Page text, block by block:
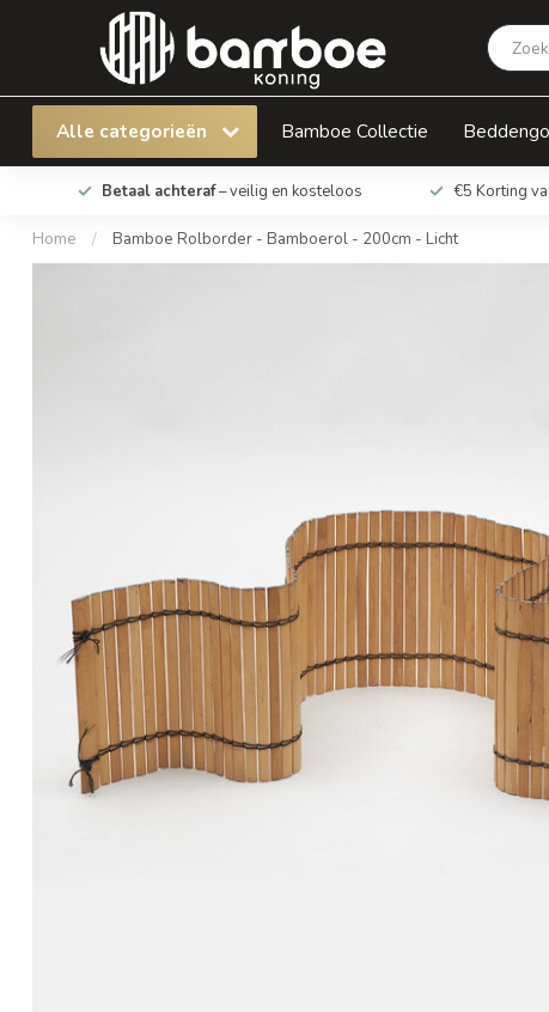
Alle categorieën Bamboe Collectie
Betaal achteraf– veilig en kosteloos €5 Korting
Home / Bamboe Rolborder - Bamboerol - 200cm - Licht
Bamboe Rolborder - Bamboerol - 200cm - Licht